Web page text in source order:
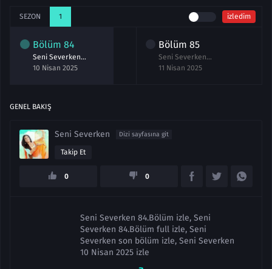
SEZON 1 izledim
Bölüm 84
Seni Severken 84.Bölüm izle
10 Nisan 2025
Bölüm 85
Seni Severken 85.Bölüm izle
11 Nisan 2025
GENEL BAKIŞ
Seni Severken Dizi sayfasına git
Takip Et
0 0
Seni Severken 84.Bölüm izle, Seni
Severken 84.Bölüm full izle, Seni
Severken son bölüm izle, Seni Severken
10 Nisan 2025 izle